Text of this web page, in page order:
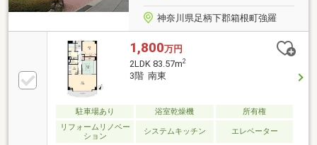
神奈川県足柄下郡箱根町強羅
1,800万円
2LDK 83.57m2
3階 南東
駐車場あり 浴室乾燥機
所有権
リフォームリノベー
ション
システムキッチン エレベーター